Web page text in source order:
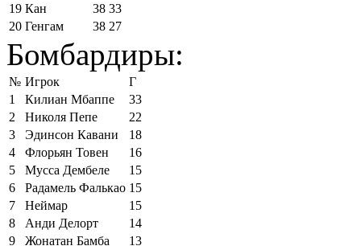
19 Кан 38 33
20 Генгам 38 27
Бомбардиры:
№ Игрок
Г
1
Килиан Мбаппе
33
2
Николя Пепе
22
3
Эдинсон Кавани
18
4
Флорьян Товен
16
5
Мусса Дембеле
15
6
Радамель Фалькао 15
7
Неймар
15
8
Анди Делорт
14
9
Жонатан Бамба
13